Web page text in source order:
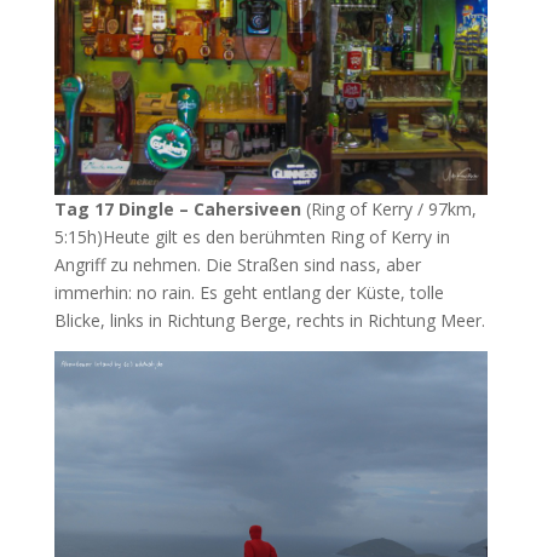
Tag 17 Dingle – Cahersiveen (Ring of Kerry / 97km,
5:15h)Heute gilt es den berühmten Ring of Kerry in
Angriff zu nehmen. Die Straßen sind nass, aber
immerhin: no rain. Es geht entlang der Küste, tolle
Blicke, links in Richtung Berge, rechts in Richtung Meer.